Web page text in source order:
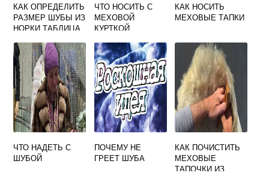
КАК ОПРЕДЕЛИТЬ
РАЗМЕР ШУБЫ ИЗ
НОРКИ ТАБЛИЦА
ЧТО НОСИТЬ С
МЕХОВОЙ
КУРТКОЙ
КАК НОСИТЬ
МЕХОВЫЕ ТАПКИ
ЧТО НАДЕТЬ С
ШУБОЙ
ПОЧЕМУ НЕ
ГРЕЕТ ШУБА
КАК ПОЧИСТИТЬ
МЕХОВЫЕ
ТАПОЧКИ ИЗ